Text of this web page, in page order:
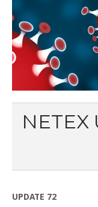
NETEX
UPDATE 72